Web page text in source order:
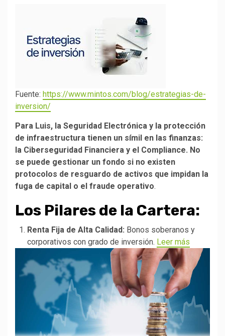
Fuente: https://www.mintos.com/blog/estrategias-de-
inversion/
Para Luis, la Seguridad Electrónica y la protección
de infraestructura tienen un símil en las finanzas:
la Ciberseguridad Financiera y el Compliance. No
se puede gestionar un fondo si no existen
protocolos de resguardo de activos que impidan la
fuga de capital o el fraude operativo.
Los Pilares de la Cartera:
Renta Fija de Alta Calidad: Bonos soberanos y
corporativos con grado de inversión. Leer más